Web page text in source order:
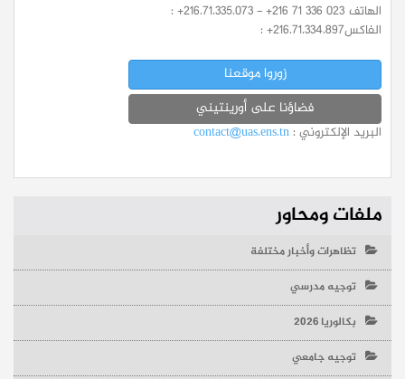
الهاتف : +216.71.335.073 - +216 71 336 023
الفاكس: +216.71.334.897
زوروا موقعنا
فضاؤنا على أورينتيني
البريد الإلكتروني : contact@uas.ens.tn
ملفات ومحاور
تظاهرات وأخبار مختلفة
توجيه مدرسي
بكالوريا 2026
توجيه جامعي